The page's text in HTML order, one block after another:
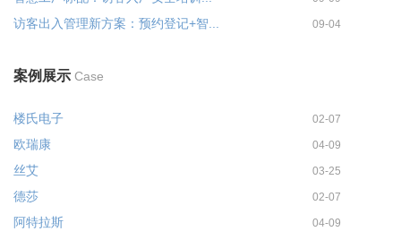
访客出入管理新方案：预约登记+智... 09-04
案例展示 Case
楼氏电子 02-07
欧瑞康 04-09
丝艾 03-25
德莎 02-07
阿特拉斯 04-09